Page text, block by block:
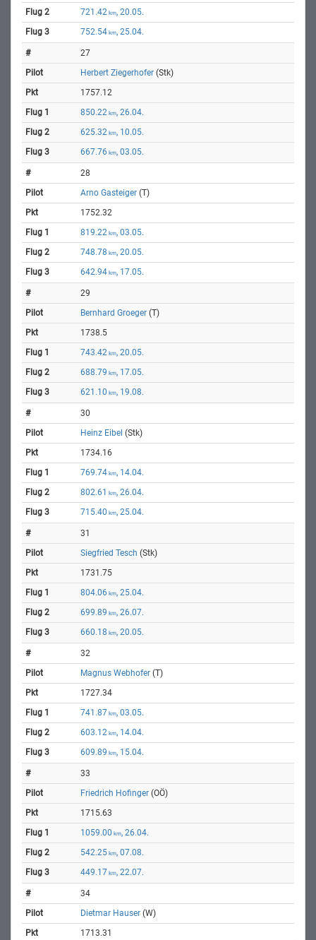
721.42 km, 20.05.
752.54 km, 25.04.
27
Herbert Ziegerhofer (Stk)
1757.12
850.22 km, 26.04.
625.32 km, 10.05.
667.76 km, 03.05.
28
Arno Gasteiger (T)
1752.32
819.22 km, 03.05.
748.78 km, 20.05.
642.94 km, 17.05.
29
Bernhard Groeger (T)
1738.5
743.42 km, 20.05.
688.79 km, 17.05.
621.10 km, 19.08.
30
Heinz Eibel (Stk)
1734.16
769.74 km, 14.04.
802.61 km, 26.04.
715.40 km, 25.04.
31
Siegfried Tesch (Stk)
1731.75
804.06 km, 25.04.
699.89 km, 26.07.
660.18 km, 20.05.
32
Magnus Webhofer (T)
1727.34
741.87 km, 03.05.
603.12 km, 14.04.
609.89 km, 15.04.
33
Friedrich Hofinger (OÖ)
1715.63
1059.00 km, 26.04.
542.25 km, 07.08.
449.17 km, 22.07.
34
Dietmar Hauser (W)
1713.31